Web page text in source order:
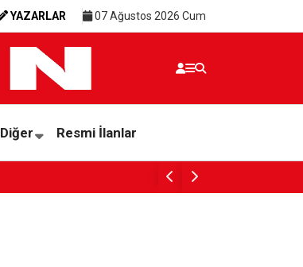
YAZARLAR 07 Ağustos 2026 Cum
Diğer Resmi İlanlar
MERSİN’DE ‘PLASTİK ATIK’A KİTLESEL